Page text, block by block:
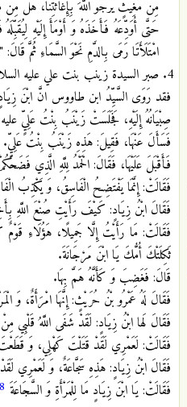
مِنْ مُغِيثٍ يَرْجُو اللَّهَ بِإِغَاثَتِنَا، هَلْ مِنْ
حَتَّى أُوَدِّعَهُ فَأَخَذَهُ وَ أَوْمَأَ إِلَيْهِ
امْتَلَأَتَا رَمَى بِالدَّمِ نَحْوَ السَّمَاءِ ثُمَّ
صبر السيدة زينب بنت علي عليه
فقد رَوَى السَّيِّدُ ابن طاووس انَّ ابْنَ
صِبْيَانُهُ إِلَيْهِ، فَجَلَسَتْ زَيْنَبُ بِنْتُ عَلِيٍّ عليه
فَسَأَلَ عَنْهَا، فَقِيلَ: هَذِهِ زَيْنَبُ بِنْتُ عَلِيٍّ.
فَأَقْبَلَ عَلَيْهَا، فَقَالَ: الْحَمْدُ لِلَّهِ الَّذِي
فَقَالَتْ: إِنَّمَا يَفْتَضِحُ الْفَاسِقُ، وَ يَكْذِبُ
فَقَالَ ابْنُ زِيَادٍ: كَيْفَ رَأَيْتِ صُنْعَ اللَّهِ
فَقَالَتْ: مَا رَأَيْتُ إِلَّا جَمِيلًا، هَؤُلَاءِ
ثَكِلَتْكَ أُمُّكَ يَا ابْنَ مَرْجَانَةَ.
قَالَ: فَغَضِبَ وَ كَأَنَّهُ هَمَّ بِهَا.
فَقَالَ لَهُ عَمْرُو بْنُ حُرَيْثٍ: إِنَّهَا امْرَأَةٌ، وَ
فَقَالَ لَها ابْنُ زِيَادٍ: لَقَدْ شَفَى اللَّهُ
فَقَالَتْ: لَعَمْرِي لَقَدْ قَتَلْتَ كَهْلِي، وَ
فَقَالَ ابْنُ زِيَادٍ: هَذِهِ سَجَّاعَةٌ، وَ لَعَمْرِي
فَقَالَتْ: يَا ابْنَ زِيَادٍ مَا لِلْمَرْأَةِ وَ السَّجَاعَةَ 8